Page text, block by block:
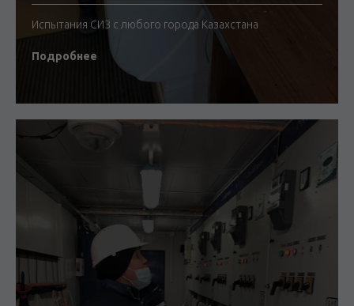
Испытания СИЗ с любого города Казахстана
Подробнее